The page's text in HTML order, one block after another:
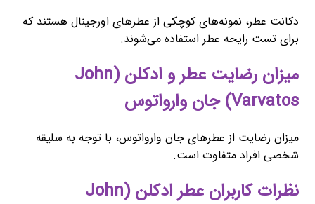
دکانت عطر، نمونه‌های کوچکی از عطرهای اورجینال هستند که
برای تست رایحه عطر استفاده می‌شوند.
میزان رضایت عطر و ادکلن (John
Varvatos) جان وارواتوس
میزان رضایت از عطرهای جان وارواتوس، با توجه به سلیقه
شخصی افراد متفاوت است.
نظرات کاربران عطر ادکلن (John